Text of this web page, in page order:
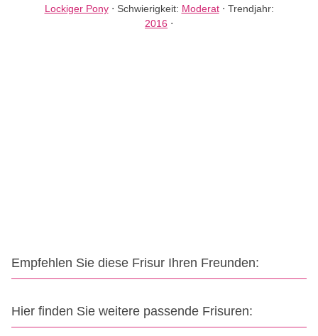
Lockiger Pony⋅ Schwierigkeit: Moderat⋅ Trendjahr:
2016 ⋅
Empfehlen Sie diese Frisur Ihren Freunden:
Hier finden Sie weitere passende Frisuren: